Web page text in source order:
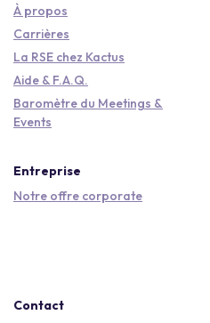
À propos
Carrières
La RSE chez Kactus
Aide & F.A.Q.
Baromètre du Meetings &
Events
Entreprise
Notre offre corporate
Contact